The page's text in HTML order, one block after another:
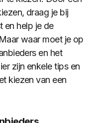
draag je bij
en help je de
waar moet je op
en het
zijn enkele tips en
kiezen van een